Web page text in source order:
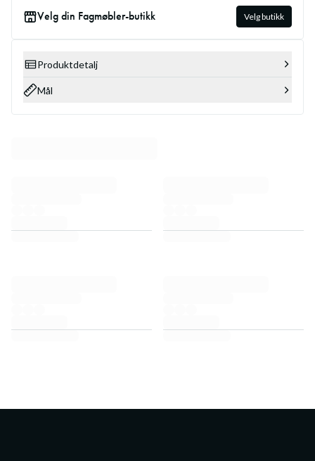
Velg din Fagmøbler-butikk Velg butikk
Produktdetalj
Mål